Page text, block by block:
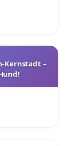
Kernstadt –